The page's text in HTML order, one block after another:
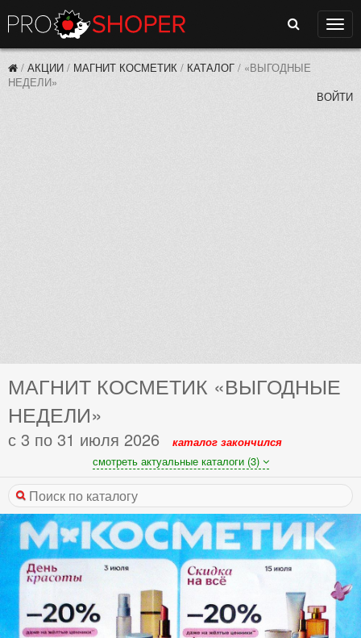
Поиск
/ АКЦИИ / МАГНИТ КОСМЕТИК / КАТАЛОГ / «ВЫГОДНЫЕ
НЕДЕЛИ»
ВОЙТИ
МАГНИТ КОСМЕТИК «ВЫГОДНЫЕ
НЕДЕЛИ»
с 3 по 31 июля 2026
каталог закончился
смотреть актуальные каталоги (3)